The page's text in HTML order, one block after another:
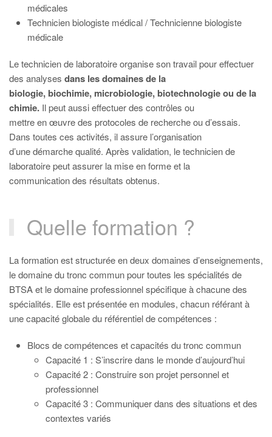
médicales
Technicien biologiste médical / Technicienne biologiste
médicale
Le technicien de laboratoire organise son travail pour effectuer
des analyses dans les domaines de la
biologie, biochimie, microbiologie, biotechnologie ou de la
chimie. Il peut aussi effectuer des contrôles ou
mettre en œuvre des protocoles de recherche ou d’essais.
Dans toutes ces activités, il assure l’organisation
d’une démarche qualité. Après validation, le technicien de
laboratoire peut assurer la mise en forme et la
communication des résultats obtenus.
Quelle formation ?
La formation est structurée en deux domaines d’enseignements,
le domaine du tronc commun pour toutes les spécialités de
BTSA et le domaine professionnel spécifique à chacune des
spécialités. Elle est présentée en modules, chacun référant à
une capacité globale du référentiel de compétences :
Blocs de compétences et capacités du tronc commun
Capacité 1 : S’inscrire dans le monde d’aujourd’hui
Capacité 2 : Construire son projet personnel et
professionnel
Capacité 3 : Communiquer dans des situations et des
contextes variés